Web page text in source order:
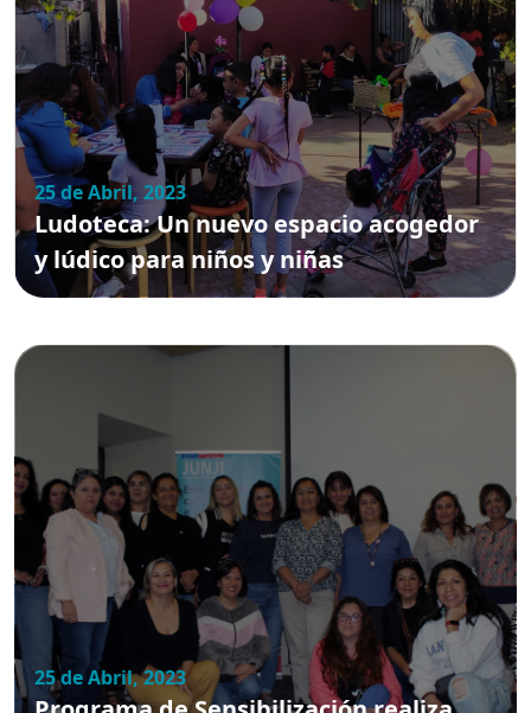
25 de Abril, 2023
Ludoteca: Un nuevo espacio acogedor
y lúdico para niños y niñas
25 de Abril, 2023